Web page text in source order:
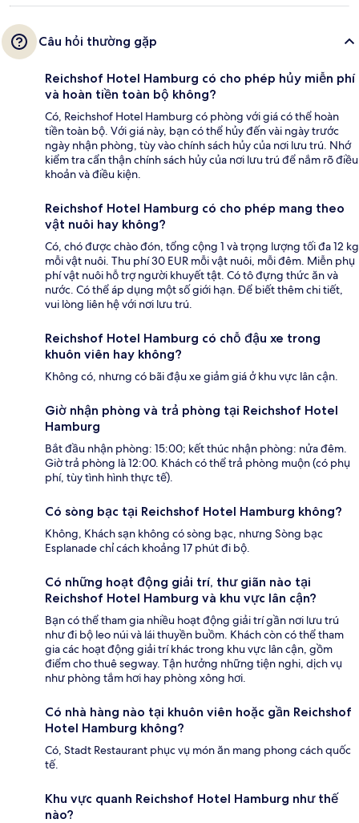
Câu hỏi thường gặp
Reichshof Hotel Hamburg có cho phép hủy miễn phí
và hoàn tiền toàn bộ không?
Có, Reichshof Hotel Hamburg có phòng với giá có thể hoàn
tiền toàn bộ. Với giá này, bạn có thể hủy đến vài ngày trước
ngày nhận phòng, tùy vào chính sách hủy của nơi lưu trú. Nhớ
kiểm tra cẩn thận chính sách hủy của nơi lưu trú để nắm rõ điều
khoản và điều kiện.
Reichshof Hotel Hamburg có cho phép mang theo
vật nuôi hay không?
Có, chó được chào đón, tổng cộng 1 và trọng lượng tối đa 12 kg
mỗi vật nuôi. Thu phí 30 EUR mỗi vật nuôi, mỗi đêm. Miễn phụ
phí vật nuôi hỗ trợ người khuyết tật. Có tô đựng thức ăn và
nước. Có thể áp dụng một số giới hạn. Để biết thêm chi tiết,
vui lòng liên hệ với nơi lưu trú.
Reichshof Hotel Hamburg có chỗ đậu xe trong
khuôn viên hay không?
Không có, nhưng có bãi đậu xe giảm giá ở khu vực lân cận.
Giờ nhận phòng và trả phòng tại Reichshof Hotel
Hamburg
Bắt đầu nhận phòng: 15:00; kết thúc nhận phòng: nửa đêm.
Giờ trả phòng là 12:00. Khách có thể trả phòng muộn (có phụ
phí, tùy tình hình thực tế).
Có sòng bạc tại Reichshof Hotel Hamburg không?
Không, Khách sạn không có sòng bạc, nhưng Sòng bạc
Esplanade chỉ cách khoảng 17 phút đi bộ.
Có những hoạt động giải trí, thư giãn nào tại
Reichshof Hotel Hamburg và khu vực lân cận?
Bạn có thể tham gia nhiều hoạt động giải trí gần nơi lưu trú
như đi bộ leo núi và lái thuyền buồm. Khách còn có thể tham
gia các hoạt động giải trí khác trong khu vực lân cận, gồm
điểm cho thuê segway. Tận hưởng những tiện nghi, dịch vụ
như phòng tắm hơi hay phòng xông hơi.
Có nhà hàng nào tại khuôn viên hoặc gần Reichshof
Hotel Hamburg không?
Có, Stadt Restaurant phục vụ món ăn mang phong cách quốc
tế.
Khu vực quanh Reichshof Hotel Hamburg như thế
nào?